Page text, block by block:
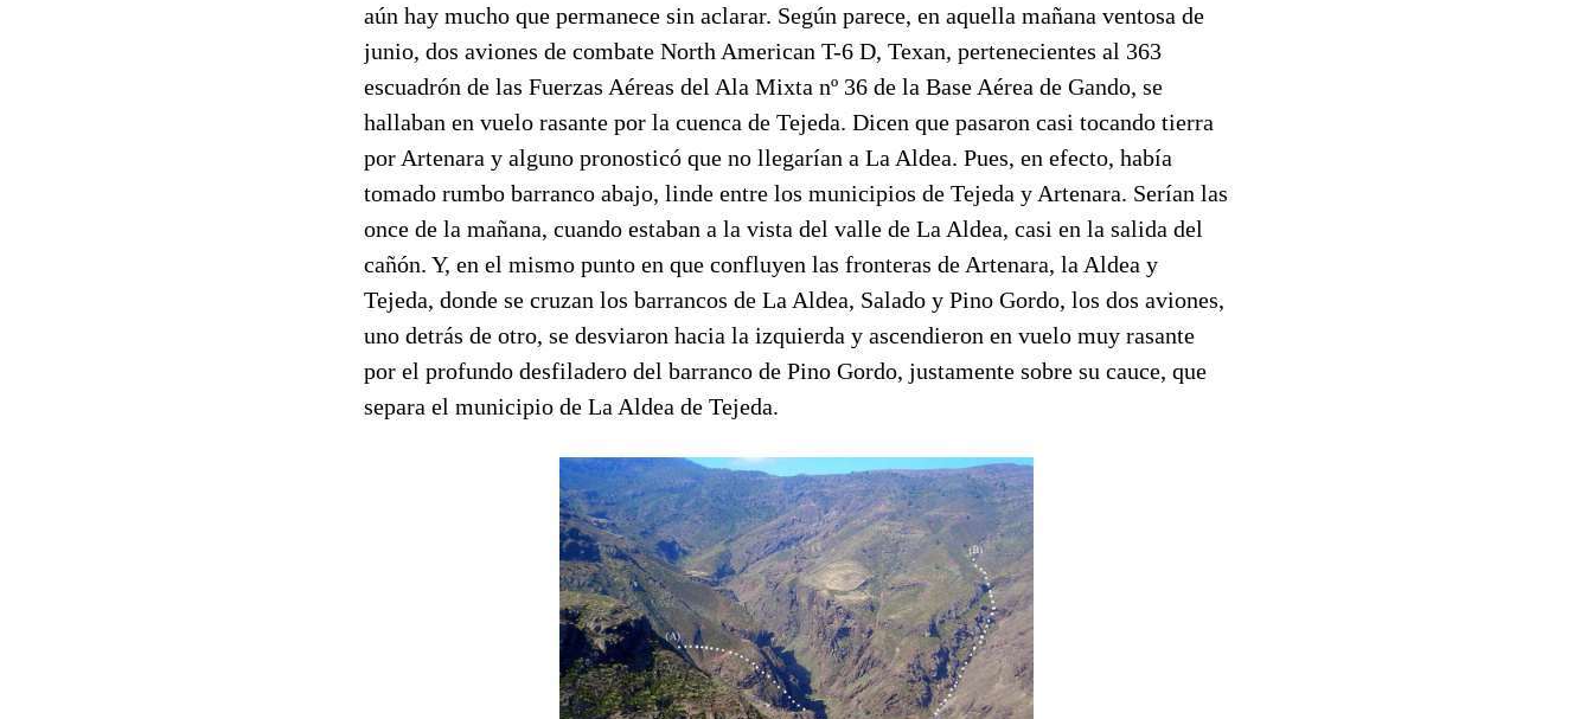
aún hay mucho que permanece sin aclarar. Según parece, en aquella mañana ventosa de
junio, dos aviones de combate North American T-6 D, Texan, pertenecientes al 363
escuadrón de las Fuerzas Aéreas del Ala Mixta nº 36 de la Base Aérea de Gando, se
hallaban en vuelo rasante por la cuenca de Tejeda. Dicen que pasaron casi tocando tierra
por Artenara y alguno pronosticó que no llegarían a La Aldea. Pues, en efecto, había
tomado rumbo barranco abajo, linde entre los municipios de Tejeda y Artenara. Serían las
once de la mañana, cuando estaban a la vista del valle de La Aldea, casi en la salida del
cañón. Y, en el mismo punto en que confluyen las fronteras de Artenara, la Aldea y
Tejeda, donde se cruzan los barrancos de La Aldea, Salado y Pino Gordo, los dos aviones,
uno detrás de otro, se desviaron hacia la izquierda y ascendieron en vuelo muy rasante
por el profundo desfiladero del barranco de Pino Gordo, justamente sobre su cauce, que
separa el municipio de La Aldea de Tejeda.